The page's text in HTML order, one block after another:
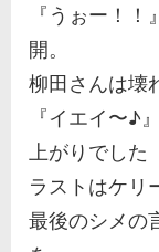
『うぉー！
開。
柳田さんは壊
『イエイ〜♪
上がりでした
ラストはケリ
最後のシメの